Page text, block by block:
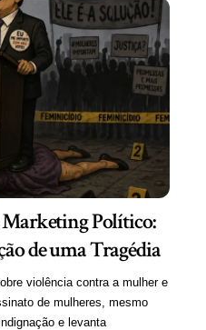
Marketing Político:
de uma Tragédia
violência contra a mulher e
de mulheres, mesmo
e levanta